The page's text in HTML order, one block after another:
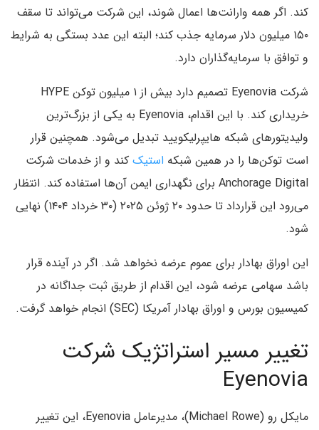
کند. اگر همه وارانت‌ها اعمال شوند، این شرکت می‌تواند تا سقف
۱۵۰ میلیون دلار سرمایه جذب کند؛ البته این عدد بستگی به شرایط
و توافق با سرمایه‌گذاران دارد.
شرکت Eyenovia تصمیم دارد بیش از ۱ میلیون توکن HYPE
خریداری کند. با این اقدام، Eyenovia به یکی از بزرگ‌ترین
ولیدیتورهای شبکه هایپرلیکویید تبدیل می‌شود. همچنین قرار
است توکن‌ها را در همین شبکه استیک کند و از خدمات شرکت
Anchorage Digital برای نگهداری ایمن آن‌ها استفاده کند. انتظار
می‌رود این قرارداد تا حدود ۲۰ ژوئن ۲۰۲۵ (۳۰ خرداد ۱۴۰۴) نهایی
شود.
این اوراق بهادار برای عموم عرضه نخواهد شد. اگر در آینده قرار
باشد سهامی عرضه شود، این اقدام از طریق ثبت جداگانه در
کمیسیون بورس و اوراق بهادار آمریکا (SEC) انجام خواهد گرفت.
تغییر مسیر استراتژیک شرکت
Eyenovia
مایکل رو (Michael Rowe)، مدیرعامل Eyenovia، این تغییر